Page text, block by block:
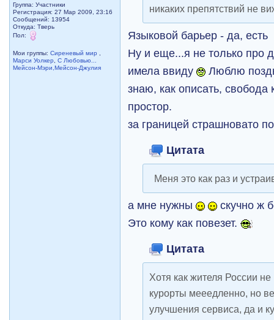
Группа: Участники
Регистрация: 27 Мар 2009, 23:16
Сообщений: 13954
Откуда: Тверь
Пол:
Мои группы:Сиреневый мир
Марси Уолкер
,С Любовью...
Мейсон-Мэри,Мейсон-Джулия
никаких препятствий не
Языковой барьер - да, есть
Ну и еще...я не только про
имела ввиду
Люблю
знаю, как описать, свобода
простор.
за границей страшновато
Цитата
Меня это как раз и
а мне нужны
скучно ж
Это кому как повезет.
Цитата
Хотя как жителя России
курорты мееедленно, но
улучшения сервиса, да и